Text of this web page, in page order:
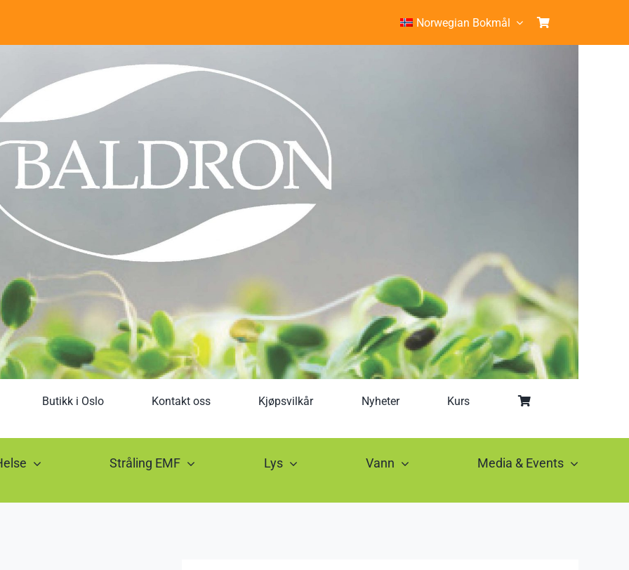
Norwegian Bokmål
Butikk i Oslo Kontakt oss Kjøpsvilkår Nyheter Kurs
Stråling EMF Lys Vann Media & Events